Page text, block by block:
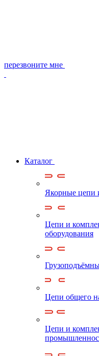
перезвоните мне
Каталог
Якорные цепи
Цепи и
оборудования
Цепи общего
Цепи и